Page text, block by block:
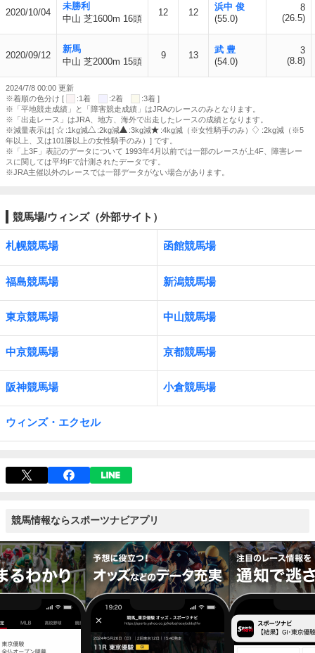
2020/10/04
未勝利
中山 芝1600m 16頭
12 12
浜中 俊
(55.0)
8
(26.5)
2020/09/12
新馬
中山 芝2000m 15頭
9 13
武 豊
(54.0)
3
(8.8)
2024/7/8 00:00 更新
※着順の色分け [
:1着 :2着
:3着 ]
※「平地競走成績」と「障害競走成績」はJRAのレースのみとなります。
※「出走レース」はJRA、地方、海外で出走したレースの成績となります。
※減量表示は[
:1kg減 :2kg減 :3kg減 :4kg減（※女性騎手のみ）
:2kg減（※5
年以上、又は101勝以上の女性騎手のみ）] です。
※「上3F」表記のデータについて 1993年4月以前では一部のレースが上4F、障害レー
スに関しては平均Fで計測されたデータです。
※JRA主催以外のレースでは一部データがない場合があります。
競馬場/ウィンズ（外部サイト）
札幌競馬場 函館競馬場
福島競馬場 新潟競馬場
東京競馬場 中山競馬場
中京競馬場 京都競馬場
阪神競馬場 小倉競馬場
ウィンズ・エクセル
競馬情報ならスポーツナビアプリ